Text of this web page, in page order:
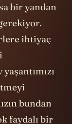
bir yandan
ihtiyaç
bundan
faydalı bir